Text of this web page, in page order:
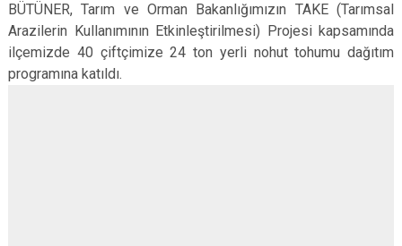
BÜTÜNER, Tarım ve Orman Bakanlığımızın TAKE (Tarımsal
Arazilerin Kullanımının Etkinleştirilmesi) Projesi kapsamında
ilçemizde 40 çiftçimize 24 ton yerli nohut tohumu dağıtım
programına katıldı.